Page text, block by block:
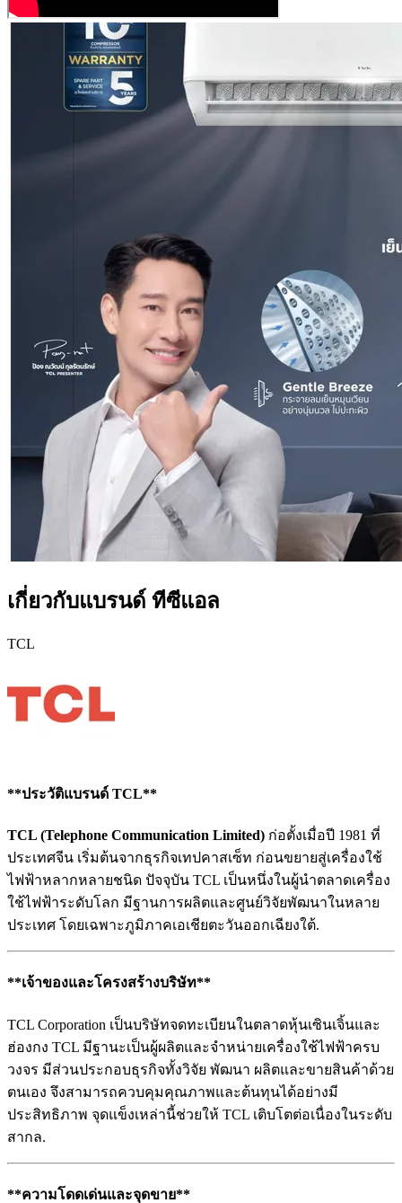
เกี่ยวกับแบรนด์ ทีซีแอล
TCL
**ประวัติแบรนด์ TCL**
TCL (Telephone Communication Limited) ก่อตั้งเมื่อปี 1981 ที่
ประเทศจีน เริ่มต้นจากธุรกิจเทปคาสเซ็ท ก่อนขยายสู่เครื่องใช้
ไฟฟ้าหลากหลายชนิด ปัจจุบัน TCL เป็นหนึ่งในผู้นำตลาดเครื่อง
ใช้ไฟฟ้าระดับโลก มีฐานการผลิตและศูนย์วิจัยพัฒนาในหลาย
ประเทศ โดยเฉพาะภูมิภาคเอเชียตะวันออกเฉียงใต้.
**เจ้าของและโครงสร้างบริษัท**
TCL Corporation เป็นบริษัทจดทะเบียนในตลาดหุ้นเซินเจิ้นและ
ฮ่องกง TCL มีฐานะเป็นผู้ผลิตและจำหน่ายเครื่องใช้ไฟฟ้าครบ
วงจร มีส่วนประกอบธุรกิจทั้งวิจัย พัฒนา ผลิตและขายสินค้าด้วย
ตนเอง จึงสามารถควบคุมคุณภาพและต้นทุนได้อย่างมี
ประสิทธิภาพ จุดแข็งเหล่านี้ช่วยให้ TCL เติบโตต่อเนื่องในระดับ
สากล.
**ความโดดเด่นและจุดขาย**